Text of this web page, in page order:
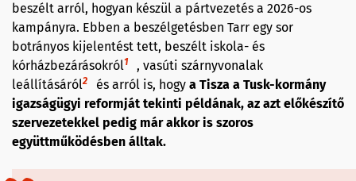
beszélt arról, hogyan készül a pártvezetés a 2026-os
kampányra. Ebben a beszélgetésben Tarr egy sor
botrányos kijelentést tett, beszélt iskola- és
kórházbezárásokról1
, vasúti szárnyvonalak
leállításáról2 és arról is, hogy a Tisza a Tusk-kormány
igazságügyi reformját tekinti példának, az azt előkészítő
szervezetekkel pedig már akkor is szoros
együttműködésben álltak.